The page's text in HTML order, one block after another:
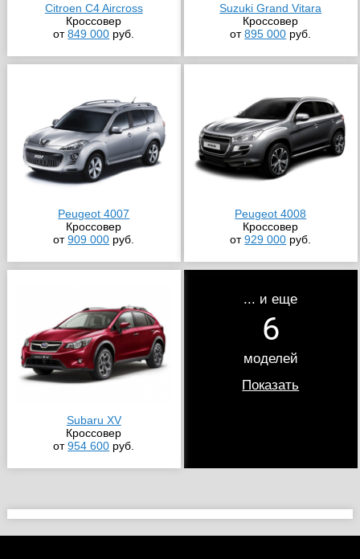
Citroen C4 Aircross
Кроссовер
от849 000 руб.
Suzuki Grand Vitara
Кроссовер
от895 000 руб.
Peugeot 4007
Кроссовер
от909 000 руб.
Peugeot 4008
Кроссовер
от929 000 руб.
Subaru XV
Кроссовер
от954 600 руб.
... и еще
6
моделей
Показать